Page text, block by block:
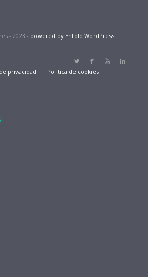
- 2023 - powered by Enfold WordPress
privacidad Política de cookies